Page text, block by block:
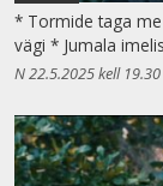
* Tormide taga
vägi * Jumala
N 22.5.2025 kell 19.30